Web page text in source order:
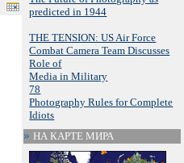
predicted in 1944
THE TENSION: US Air Force
Combat Camera Team Discusses
Role of
Media in Military
78
Photography Rules for Complete
Idiots
НА КАРТЕ МИРА